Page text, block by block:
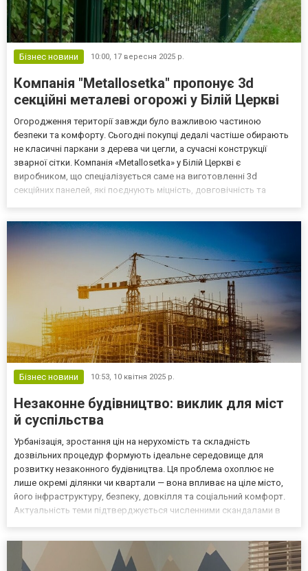
Бізнес новини 10:00, 17 вересня 2025 р.
Компанія "Metallosetka" пропонує 3d
секційні металеві огорожі у Білій Церкві
Огородження території завжди було важливою частиною
безпеки та комфорту. Сьогодні покупці дедалі частіше обирають
не класичні паркани з дерева чи цегли, а сучасні конструкції
зварної сітки. Компанія «Metallosetka» у Білій Церкві є
виробником, що спеціалізується саме на виготовленні 3d
секційних панелей, які поєднують міцність, довговічність та
Бізнес новини 10:53, 10 квітня 2025 р.
Незаконне будівництво: виклик для міст
й суспільства
Урбанізація, зростання цін на нерухомість та складність
дозвільних процедур формують ідеальне середовище для
розвитку незаконного будівництва. Ця проблема охоплює не
лише окремі ділянки чи квартали — вона впливає на ціле місто,
його інфраструктуру, безпеку, довкілля та соціальний комфорт.
Актуальність теми підтверджується численними скандалами в